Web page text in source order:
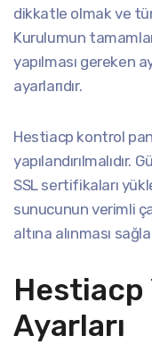
dikkatle olmak ve
Kurulumun
yapılması gereken
ayarlarıdır.
Hestiacp kontrol
yapılandırılmalıdır.
SSL sertifikaları
sunucunun verimli
altına alınması
Hestiacp
Ayarları